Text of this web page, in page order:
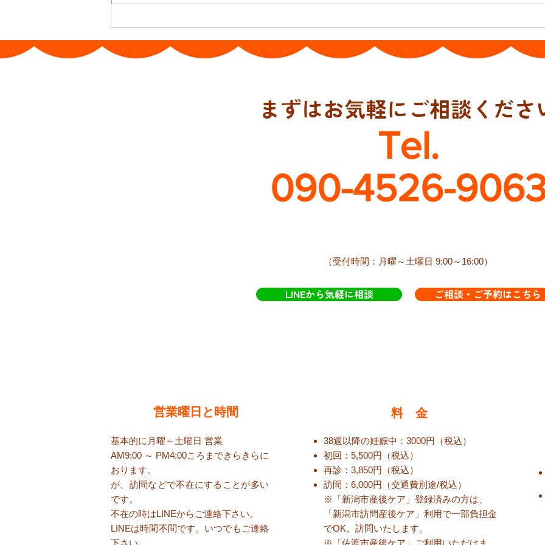
日本
まずはお気軽にご相談くださ
Tel.
090-4526-
​（受付時間：月曜～土曜日 9:00～16:00）
LINEから気軽に相談 ご相談・ご予約はこちら
​営業曜日と時間
基本的に月曜～土曜日 営業
AM9:00 ～ PM4:00ころまで​きらきらに
おります。
が、訪問などで不在にすることが多い
です。
​不在の時はLINEからご連絡下さい。
​LINEは時間不問です。いつでもご連絡
料 金
38週以降の妊娠中：3000円（税込）
初回：5,500円（税込）
再診：3,850円（税込）
訪問：6,000円（交通費別途/税込）
※「新潟市産後ケア」登録済みの方は、
「新潟市訪問産後ケア」利用で一部負担金
でOK。訪問いたします。